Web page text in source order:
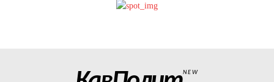
Политика конфиденциальности
NEW